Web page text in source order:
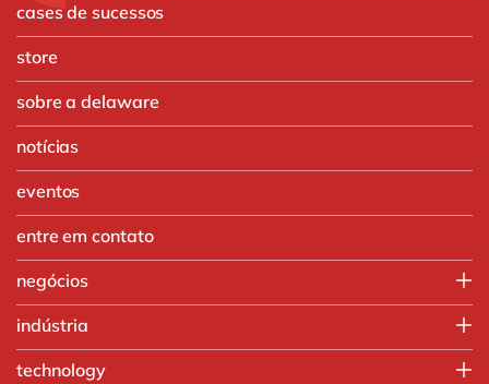
cases de sucessos
store
sobre a delaware
notícias
eventos
entre em contato
negócios
IT
Vendas e Marketing
indústria
Agronegócio
technology